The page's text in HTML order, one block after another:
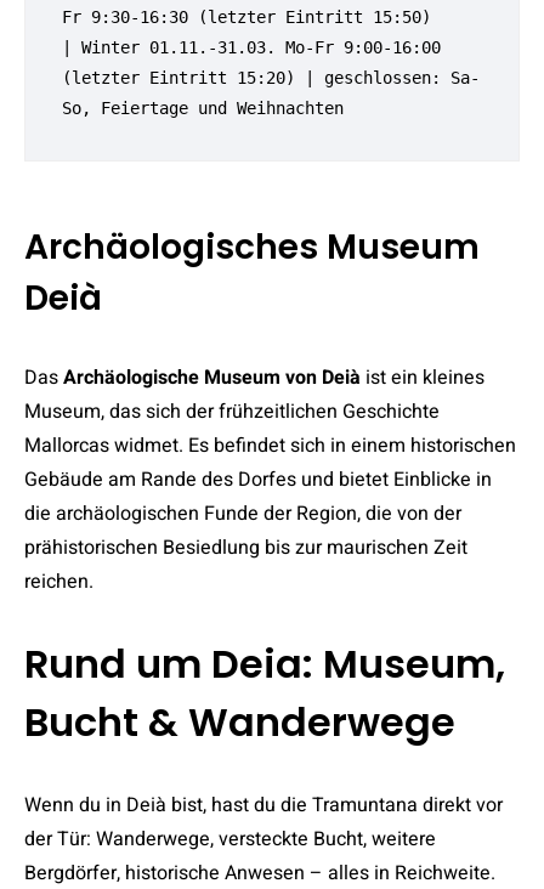
Fr 9:30-16:30 (letzter Eintritt 15:50)
| Winter 01.11.-31.03. Mo-Fr 9:00-16:00
(letzter Eintritt 15:20) | geschlossen: Sa-
So, Feiertage und Weihnachten
Archäologisches Museum
Deià
DasArchäologische Museum von Deià ist ein kleines
Museum, das sich der frühzeitlichen Geschichte
Mallorcas widmet. Es befindet sich in einem historischen
Gebäude am Rande des Dorfes und bietet Einblicke in
die archäologischen Funde der Region, die von der
prähistorischen Besiedlung bis zur maurischen Zeit
reichen.
Rund um Deia: Museum,
Bucht & Wanderwege
Wenn du in Deià bist, hast du die Tramuntana direkt vor
der Tür: Wanderwege, versteckte Bucht, weitere
Bergdörfer, historische Anwesen – alles in Reichweite.